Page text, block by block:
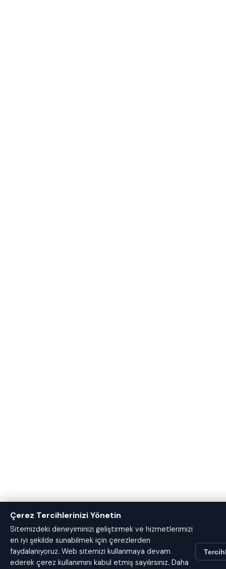
Çerez Tercihlerinizi Yönetin
Sitemizdeki deneyiminizi geliştirmek ve hizmetlerimizi
en iyi şekilde sunabilmek için çerezlerden
faydalanıyoruz. Web sitemizi kullanmaya devam
ederek çerez kullanımını kabul etmiş sayılırsınız. Daha